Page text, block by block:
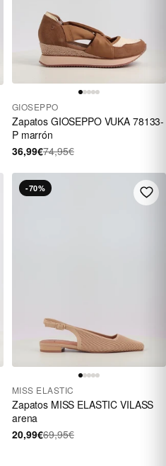
GIOSEPPO
Zapatos GIOSEPPO VUKA 78133-
P marrón
36,99€74,95€
-70%
MISS ELASTIC
Zapatos MISS ELASTIC VILASS
arena
20,99€69,95€